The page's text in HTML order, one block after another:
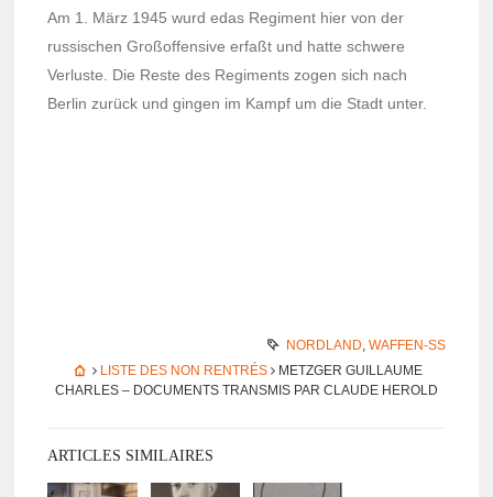
Am 1. März 1945 wurd edas Regi­ment hier von der
russi­schen Großof­fen­sive erfaßt und hatte schwere
Verluste. Die Reste des Regi­ments zogen sich nach
Berlin zurück und gingen im Kampf um die Stadt unter.
NORDLAND, WAFFEN-SS
LISTE DES NON RENTRÉS METZGER GUILLAUME
CHARLES – DOCU­MENTS TRANS­MIS PAR CLAUDE HEROLD
ARTICLES SIMILAIRES